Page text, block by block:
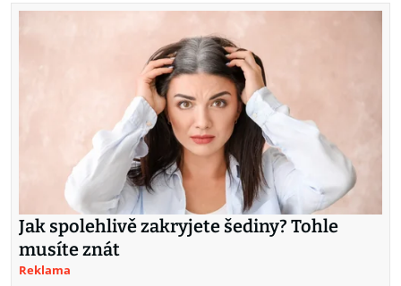
Jak spolehlivě zakryjete šediny? Tohle
musíte znát
Reklama